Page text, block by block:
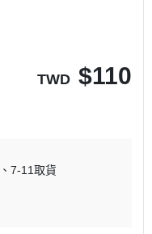
TWD $110
7-11取貨